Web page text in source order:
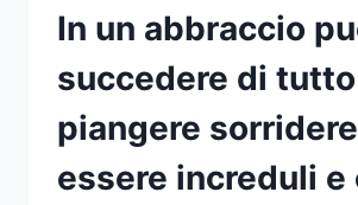
In un abbraccio
succedere di
piangere sorridere
essere increduli e